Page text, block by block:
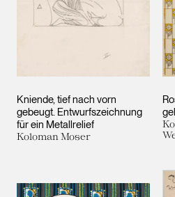
Kniende, tief nach vorn
gebeugt. Entwurfszeichnung
für ein Metallrelief
Koloman Moser